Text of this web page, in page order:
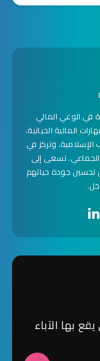
في الوعي المالي
المالية الحياتية.
وتركز في
الجماعي. تسعى إلى
تحسين جودة حياتهم
بها الآباء